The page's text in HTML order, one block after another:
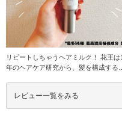
リピートしちゃうヘアミルク！ 花王は100
年のヘアケア研究から、髪を構成する要
レビュー一覧をみる